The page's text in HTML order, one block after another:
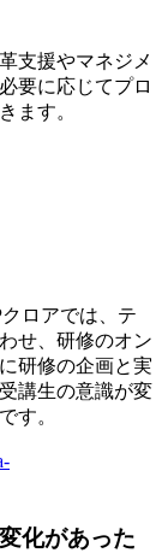
支援やマネジメ
要に応じてプロ
ます。
ロアでは、テ
せ、研修のオン
研修の企画と実
講生の意識が変
す。
化があった